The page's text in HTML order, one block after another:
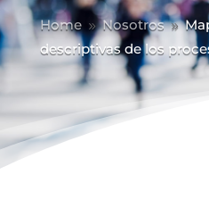
Home 9 Nosotros 9
descriptivas de los